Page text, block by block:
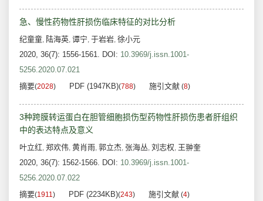
急、慢性药物性肝损伤临床特征的对比分析
纪童童, 陆海英, 谭宁, 于岩岩, 徐小元
2020, 36(7): 1556-1561. DOI: 10.3969/j.issn.1001-
5256.2020.07.021
摘要(2028) PDF (1947KB)(788) 施引文献 (8)
3种跨膜转运蛋白在胆管细胞损伤型药物性肝损伤患者肝组织
中的表达特点及意义
叶立红, 郑欢伟, 黄肖雨, 郭立杰, 张海丛, 刘志权, 王翀奎
2020, 36(7): 1562-1566. DOI: 10.3969/j.issn.1001-
5256.2020.07.022
摘要(1911) PDF (2234KB)(243) 施引文献 (4)